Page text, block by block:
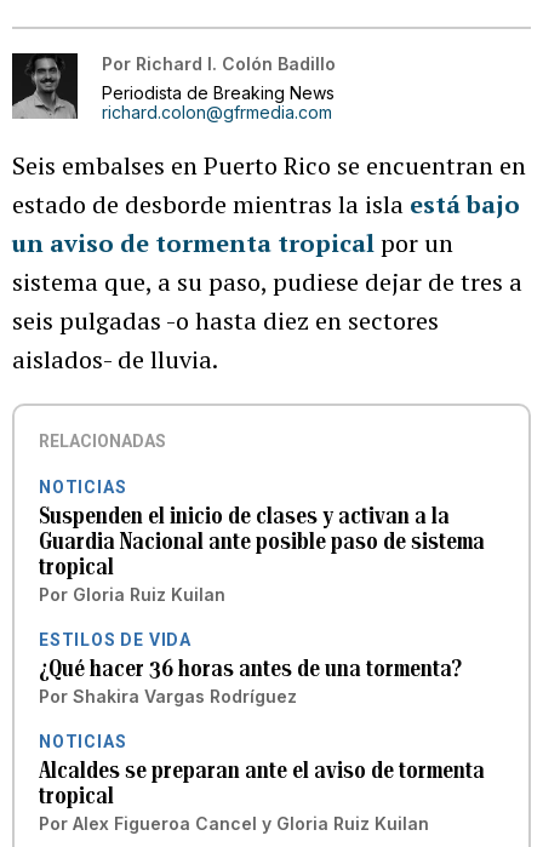
Por Richard I. Colón Badillo
Periodista de Breaking News
richard.colon@gfrmedia.com
Seis embalses en Puerto Rico se encuentran en
estado de desborde mientras la isla está bajo
un aviso de tormenta tropicalpor un
sistema que, a su paso, pudiese dejar de tres a
seis pulgadas -o hasta diez en sectores
aislados- de lluvia.
RELACIONADAS
NOTICIAS
Suspenden el inicio de clases y activan a la
Guardia Nacional ante posible paso de sistema
tropical
Por Gloria Ruiz Kuilan
ESTILOS DE VIDA
¿Qué hacer 36 horas antes de una tormenta?
Por Shakira Vargas Rodríguez
NOTICIAS
Alcaldes se preparan ante el aviso de tormenta
tropical
Por Alex Figueroa Cancel y Gloria Ruiz Kuilan